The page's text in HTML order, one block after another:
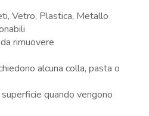
Vetro, Plastica, Metallo
rimuovere
alcuna colla, pasta o
quando vengono